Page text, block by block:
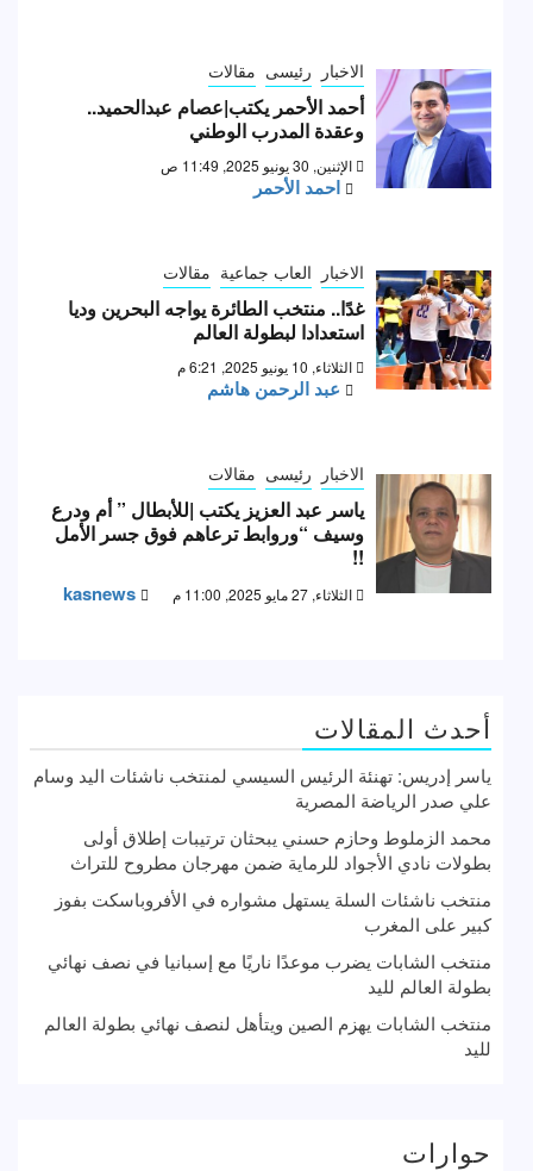
الاخبار رئيسى مقالات
أحمد الأحمر يكتب|عصام عبدالحميد..
وعقدة المدرب الوطني
الإثنين, 30 يونيو 2025, 11:49 ص
احمد الأحمر
الاخبار العاب جماعية مقالات
غدًا.. منتخب الطائرة يواجه البحرين وديا
استعدادا لبطولة العالم
الثلاثاء, 10 يونيو 2025, 6:21 م
عبد الرحمن هاشم
الاخبار رئيسى مقالات
ياسر عبد العزيز يكتب |للأبطال ” أم ودرع
وسيف “وروابط ترعاهم فوق جسر الأمل
!!
الثلاثاء, 27 مايو 2025, 11:00 م kasnews
أحدث المقالات
ياسر إدريس: تهنئة الرئيس السيسي لمنتخب ناشئات اليد وسام
علي صدر الرياضة المصرية
محمد الزملوط وحازم حسني يبحثان ترتيبات إطلاق أولى
بطولات نادي الأجواد للرماية ضمن مهرجان مطروح للتراث
منتخب ناشئات السلة يستهل مشواره في الأفروباسكت بفوز
كبير على المغرب
منتخب الشابات يضرب موعدًا ناريًا مع إسبانيا في نصف نهائي
بطولة العالم لليد
منتخب الشابات يهزم الصين ويتأهل لنصف نهائي بطولة العالم
لليد
حوارات